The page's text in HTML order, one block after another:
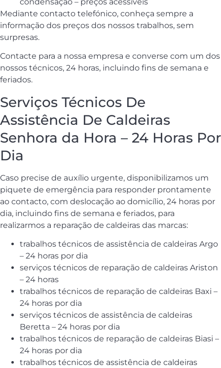
Mediante contacto telefónico, conheça sempre a
informação dos preços dos nossos trabalhos, sem
surpresas.
Contacte para a nossa empresa e converse com um dos
nossos técnicos, 24 horas, incluindo fins de semana e
feriados.
Serviços Técnicos De
Assistência De Caldeiras
Senhora da Hora – 24 Horas Por
Dia
Caso precise de auxílio urgente, disponibilizamos um
piquete de emergência para responder prontamente
ao contacto, com deslocação ao domicílio, 24 horas por
dia, incluindo fins de semana e feriados, para
realizarmos a reparação de caldeiras das marcas:
trabalhos técnicos de assistência de caldeiras Argo
– 24 horas por dia
serviços técnicos de reparação de caldeiras Ariston
– 24 horas
trabalhos técnicos de reparação de caldeiras Baxi –
24 horas por dia
serviços técnicos de assistência de caldeiras
Beretta – 24 horas por dia
trabalhos técnicos de reparação de caldeiras Biasi –
24 horas por dia
trabalhos técnicos de assistência de caldeiras